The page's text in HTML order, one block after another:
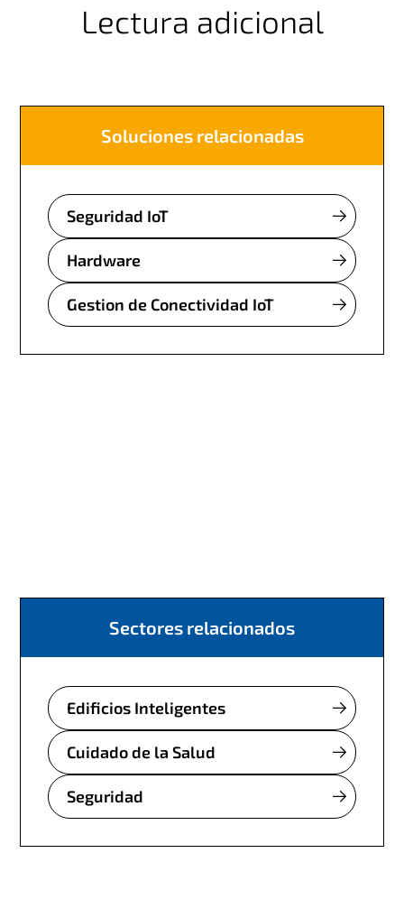
Lectura adicional
Soluciones relacionadas
Seguridad IoT
Hardware
Gestion de Conectividad IoT
Sectores relacionados
Edificios Inteligentes
Cuidado de la Salud
Seguridad